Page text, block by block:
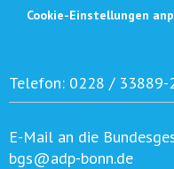
Cookie-Einstellungen
Telefon: 0228 / 33889-
E-Mail an die
bgs@adp-bonn.de